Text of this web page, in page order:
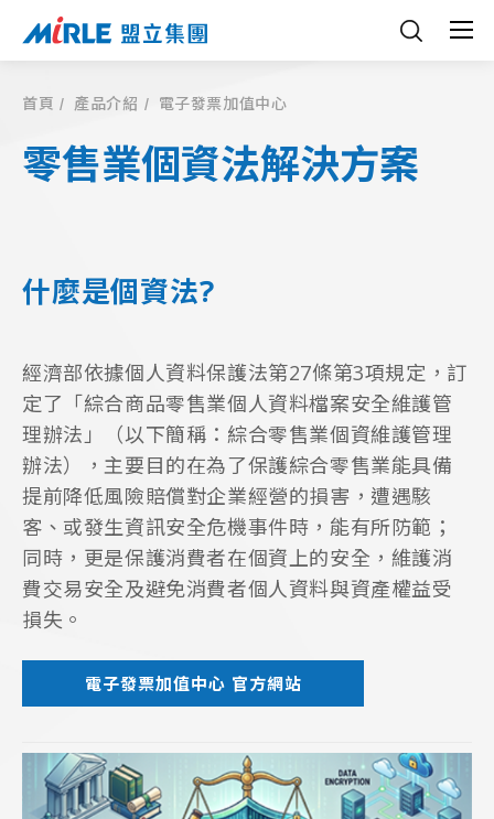
首頁 產品介紹 電子發票加值中心
零售業個資法解決方案
什麼是個資法?
經濟部依據個人資料保護法第27條第3項規定，訂
定了「綜合商品零售業個人資料檔案安全維護管
理辦法」（以下簡稱：綜合零售業個資維護管理
辦法），主要目的在為了保護綜合零售業能具備
提前降低風險賠償對企業經營的損害，遭遇駭
客、或發生資訊安全危機事件時，能有所防範；
同時，更是保護消費者在個資上的安全，維護消
費交易安全及避免消費者個人資料與資產權益受
損失。
電子發票加值中心 官方網站